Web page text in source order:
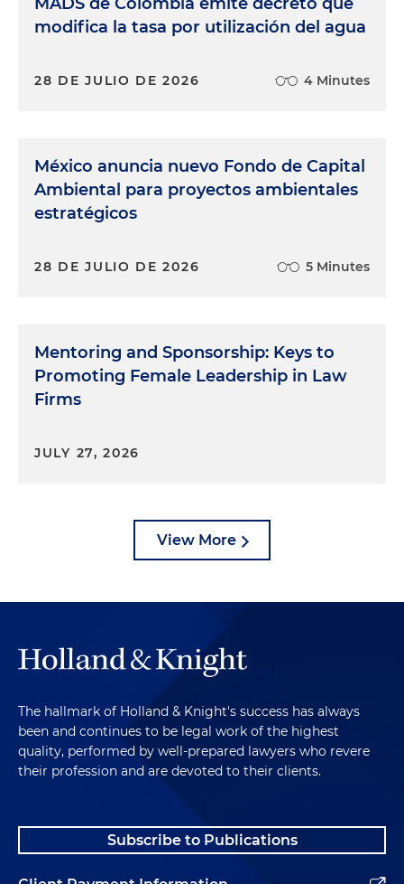
modifica la tasa por utilización del agua
28 DE JULIO DE 2026 4 Minutes
México anuncia nuevo Fondo de Capital
Ambiental para proyectos ambientales
estratégicos
28 DE JULIO DE 2026 5 Minutes
Mentoring and Sponsorship: Keys to
Promoting Female Leadership in Law
Firms
JULY 27, 2026
View More
The hallmark of Holland & Knight's success has always
been and continues to be legal work of the highest
quality, performed by well-prepared lawyers who revere
their profession and are devoted to their clients.
Subscribe to Publications